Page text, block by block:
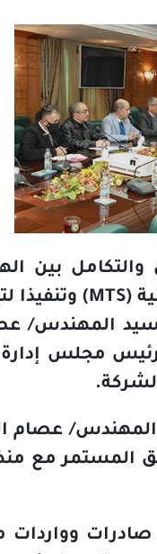
بين
(
MTS
) وتنفيذا
المهندس/
مجلس إدارة
المهندس/ عصام
المستمر مع
بالذكر أن ٩٥% من